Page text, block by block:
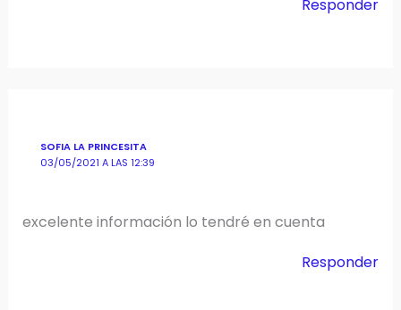
Responder
SOFIA LA PRINCESITA
03/05/2021 A LAS 12:39
excelente información lo tendré en cuenta
Responder